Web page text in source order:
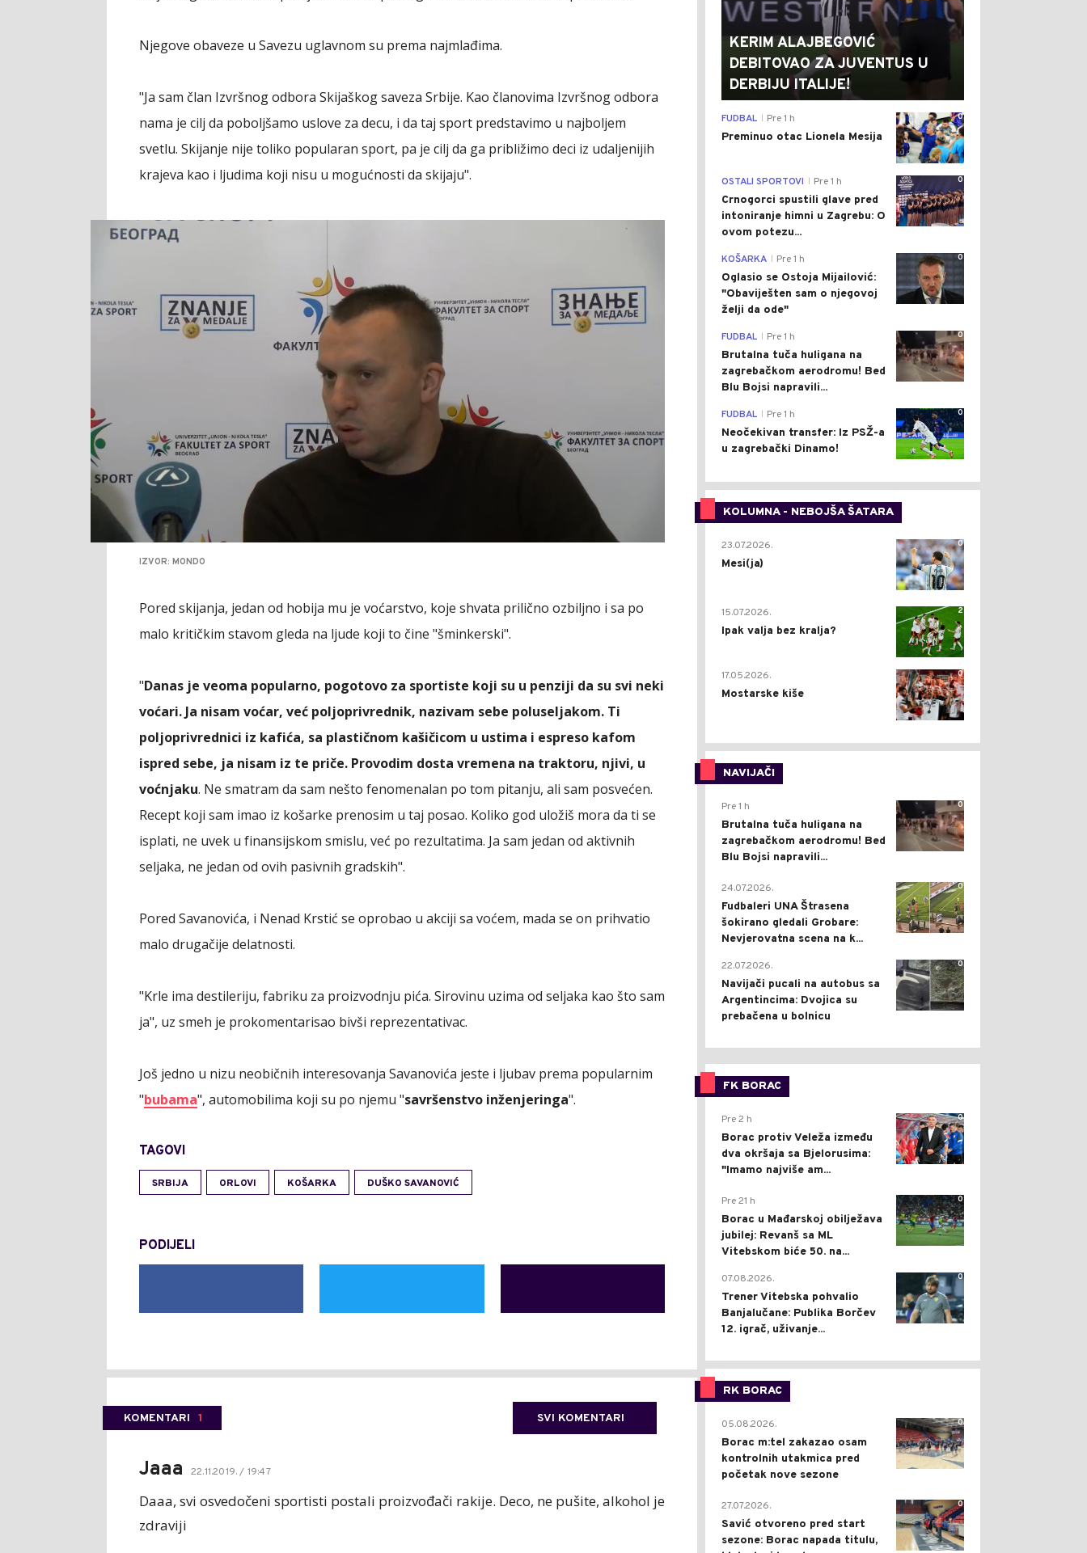
Njegove obaveze u Savezu uglavnom su prema najmlađima.
"Ja sam član Izvršnog odbora Skijaškog saveza Srbije. Kao članovima Izvršnog odbora
nama je cilj da poboljšamo uslove za decu, i da taj sport predstavimo u najboljem
svetlu. Skijanje nije toliko popularan sport, pa je cilj da ga približimo deci iz udaljenijih
krajeva kao i ljudima koji nisu u mogućnosti da skijaju".
IZVOR: MONDO
Pored skijanja, jedan od hobija mu je voćarstvo, koje shvata prilično ozbiljno i sa po
malo kritičkim stavom gleda na ljude koji to čine "šminkerski".
"Danas je veoma popularno, pogotovo za sportiste koji su u penziji da su svi neki
voćari. Ja nisam voćar, već poljoprivrednik, nazivam sebe poluseljakom. Ti
poljoprivrednici iz kafića, sa plastičnom kašičicom u ustima i espreso kafom
ispred sebe, ja nisam iz te priče. Provodim dosta vremena na traktoru, njivi, u
voćnjaku. Ne smatram da sam nešto fenomenalan po tom pitanju, ali sam posvećen.
Recept koji sam imao iz košarke prenosim u taj posao. Koliko god uložiš mora da ti se
isplati, ne uvek u finansijskom smislu, već po rezultatima. Ja sam jedan od aktivnih
seljaka, ne jedan od ovih pasivnih gradskih".
Pored Savanovića, i Nenad Krstić se oprobao u akciji sa voćem, mada se on prihvatio
malo drugačije delatnosti.
"Krle ima destileriju, fabriku za proizvodnju pića. Sirovinu uzima od seljaka kao što sam
ja", uz smeh je prokomentarisao bivši reprezentativac.
Još jedno u nizu neobičnih interesovanja Savanovića jeste i ljubav prema popularnim
"bubama", automobilima koji su po njemu "savršenstvo inženjeringa".
TAGOVI
SRBIJA ORLOVI KOŠARKA DUŠKO SAVANOVIĆ
PODIJELI
KOMENTARI 1 SVI KOMENTARI
Jaaa 22.11.2019. / 19:47
Daaa, svi osvedočeni sportisti postali proizvođači rakije. Deco, ne pušite, alkohol je
zdraviji
KERIM ALAJBEGOVIĆ
DEBITOVAO ZA JUVENTUS U
DERBIJU ITALIJE!
0
FUDBAL Pre 1 h
Preminuo otac Lionela Mesija
0
OSTALI SPORTOVI Pre 1 h
Crnogorci spustili glave pred
intoniranje himni u Zagrebu: O
ovom potezu...
0
KOŠARKA Pre 1 h
Oglasio se Ostoja Mijailović:
"Obaviješten sam o njegovoj
želji da ode"
0
FUDBAL Pre 1 h
Brutalna tuča huligana na
zagrebačkom aerodromu! Bed
Blu Bojsi napravili...
0
FUDBAL Pre 1 h
Neočekivan transfer: Iz PSŽ-a
u zagrebački Dinamo!
KOLUMNA - NEBOJŠA ŠATARA
0
23.07.2026.
Mesi(ja)
2
15.07.2026.
Ipak valja bez kralja?
0
17.05.2026.
Mostarske kiše
NAVIJAČI
0
Pre 1 h
Brutalna tuča huligana na
zagrebačkom aerodromu! Bed
Blu Bojsi napravili...
0
24.07.2026.
Fudbaleri UNA Štrasena
šokirano gledali Grobare:
Nevjerovatna scena na k...
0
22.07.2026.
Navijači pucali na autobus sa
Argentincima: Dvojica su
prebačena u bolnicu
FK BORAC
0
Pre 2 h
Borac protiv Veleža između
dva okršaja sa Bjelorusima:
"Imamo najviše am...
0
Pre 21 h
Borac u Mađarskoj obilježava
jubilej: Revanš sa ML
Vitebskom biće 50. na...
0
07.08.2026.
Trener Vitebska pohvalio
Banjalučane: Publika Borčev
12. igrač, uživanje...
RK BORAC
0
05.08.2026.
Borac m:tel zakazao osam
kontrolnih utakmica pred
početak nove sezone
0
27.07.2026.
Savić otvoreno pred start
sezone: Borac napada titulu,